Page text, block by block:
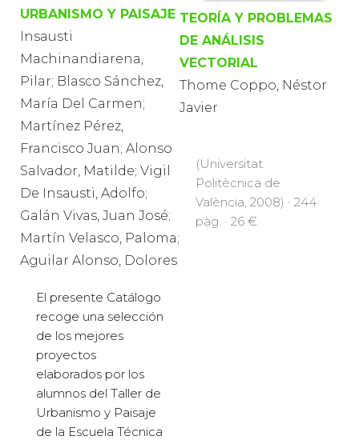
URBANISMO Y PAISAJE
Insausti
Machinandiarena,
Pilar; Blasco Sánchez,
María Del Carmen;
Martínez Pérez,
Francisco Juan; Alonso
Salvador, Matilde; Vigil
De Insausti, Adolfo;
Galán Vivas, Juan José;
Martín Velasco, Paloma;
Aguilar Alonso, Dolores
El presente Catálogo
recoge una selección
de los mejores
proyectos
elaborados por los
alumnos del Taller de
Urbanismo y Paisaje
de la Escuela Técnica
TEORÍA Y PROBLEMAS
DE ANÁLISIS
VECTORIAL
Thome Coppo, Néstor
Javier
(Universitat
Politècnica de
València, 2008) · 244
pàg. · 26 €